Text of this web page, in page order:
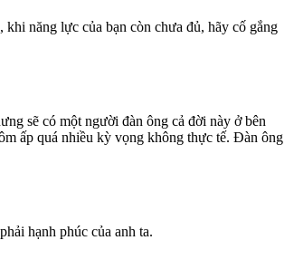
năng lực của bạn còn chưa đủ, hãy cố gắng
sẽ có một người đàn ông cả đời này ở bên
ấp quá nhiều kỳ vọng không thực tế. Đàn ông
hạnh phúc của anh ta.